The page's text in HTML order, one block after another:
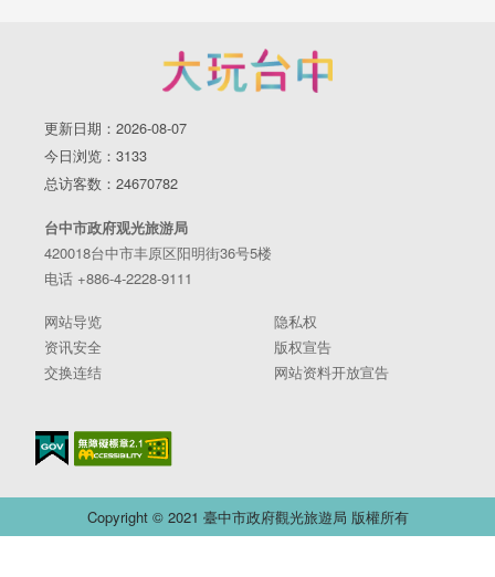
更新日期：2026-08-07
今日浏览：3133
总访客数：24670782
台中市政府观光旅游局
420018台中市丰原区阳明街36号5楼
电话 +886-4-2228-9111
网站导览
隐私权
资讯安全
版权宣告
交换连结
网站资料开放宣告
Copyright © 2021 臺中市政府觀光旅遊局 版權所有